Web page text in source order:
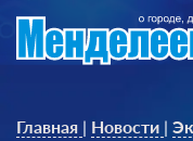
Главная | Новости |